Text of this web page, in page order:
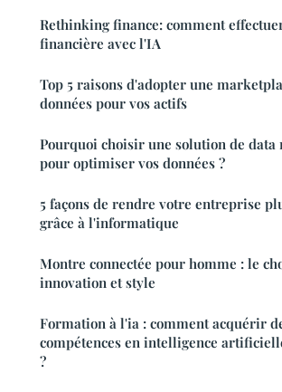
Rethinking finance: comment
financière avec l'IA
Top 5 raisons d'adopter une
données pour vos actifs
Pourquoi choisir une solution de data
pour optimiser vos données ?
5 façons de rendre votre entreprise
grâce à l'informatique
Montre connectée pour homme : le
innovation et style
Formation à l'ia : comment acquérir
compétences en intelligence
?